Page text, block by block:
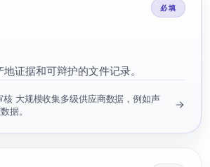
必填
证据和可辩护的文件记录。
大规模收集多级供应商数据，例如声
据。